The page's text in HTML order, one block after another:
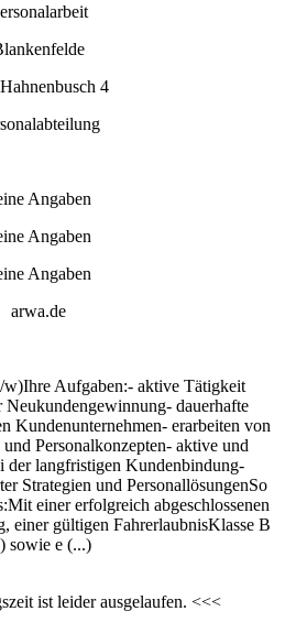
4
Angaben
Angaben
Angaben
arwa.de
w)Ihre Aufgaben:- aktive Tätigkeit
dauerhafte
Kundenunternehmen- erarbeiten von
Personalkonzepten- aktive und
der langfristigen Kundenbindung-
Strategien und PersonallösungenSo
einer erfolgreich abgeschlossenen
einer gültigen FahrerlaubnisKlasse B
sowie e (...)
ist leider ausgelaufen. <<<